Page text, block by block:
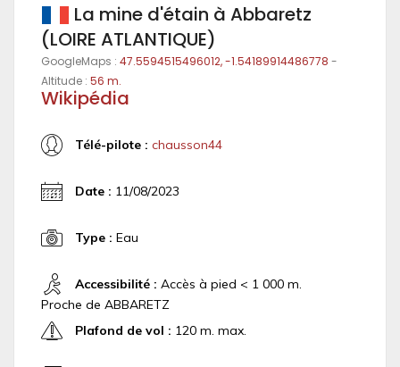
La mine d'étain à Abbaretz
(LOIRE ATLANTIQUE)
GoogleMaps : 47.5594515496012, -1.54189914486778 -
Altitude : 56 m.
Wikipédia
Télé-pilote : chausson44
Date : 11/08/2023
Type : Eau
Accessibilité : Accès à pied < 1 000 m.
Proche de ABBARETZ
Plafond de vol : 120 m. max.